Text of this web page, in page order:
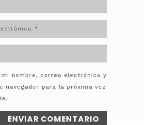
mi nombre, correo electrónico y
navegador para la próxima vez
ENVIAR COMENTARIO